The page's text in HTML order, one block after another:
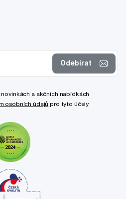
Odebírat
a akčních nabídkách
osobních údajů pro tyto účely.